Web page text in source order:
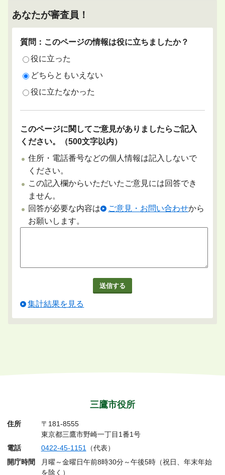
あなたが審査員！
質問：このページの情報は役に立ちましたか？
役に立った
どちらともいえない
役に立たなかった
このページに関してご意見がありましたらご記入
ください。（500文字以内）
住所・電話番号などの個人情報は記入しないで
ください。
この記入欄からいただいたご意見には回答でき
ません。
回答が必要な内容は
ご意見・お問い合わせから
お願いします。
集計結果を見る
三鷹市役所
住所
〒181-8555
東京都三鷹市野崎一丁目1番1号
電話
0422-45-1151（代表）
開庁時間
月曜～金曜日午前8時30分～午後5時（祝日、年末年始
を除く）